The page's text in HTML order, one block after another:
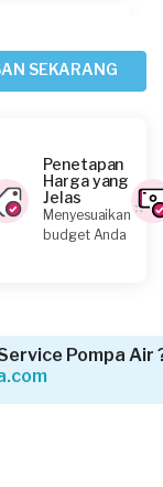
Air
SEKARANG
Penetapan
Harga yang
Jelas
Menyesuaikan
budget Anda
Pompa Air